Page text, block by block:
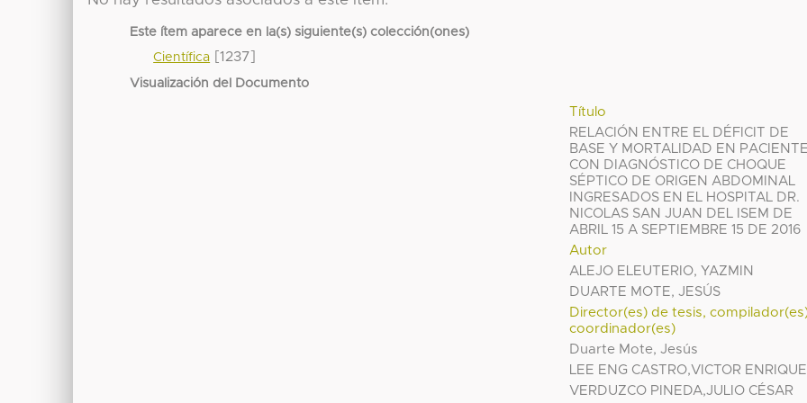
Este ítem aparece en la(s) siguiente(s) colección(ones)
Científica [1237]
Visualización del Documento
Título
RELACIÓN ENTRE EL DÉFICIT DE
BASE Y MORTALIDAD EN
CON DIAGNÓSTICO DE CHOQUE
SÉPTICO DE ORIGEN ABDOMINAL
INGRESADOS EN EL HOSPITAL DR.
NICOLAS SAN JUAN DEL ISEM DE
ABRIL 15 A SEPTIEMBRE 15 DE 2016
Autor
ALEJO ELEUTERIO, YAZMIN
DUARTE MOTE, JESÚS
Director(es) de tesis,
coordinador(es)
Duarte Mote, Jesús
LEE ENG CASTRO,VICTOR ENRIQUE
VERDUZCO PINEDA,JULIO CÉSAR